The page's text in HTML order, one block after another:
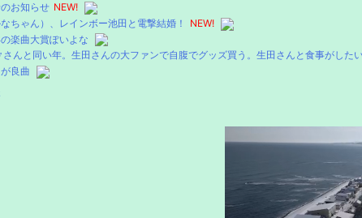
お知らせ NEW!
ちゃん）、レインボー池田と電撃結婚！
NEW!
楽曲大賞ぽいよな
んと同い年。生田さんの大ファンで自腹でグッズ買う。生田さんと食事がした
良曲